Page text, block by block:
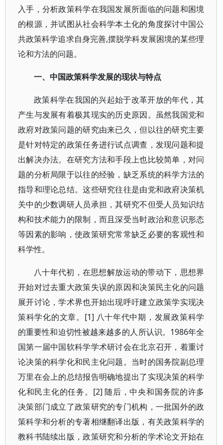
入手，分析政策科学在我国发展所面临的问题和困境
的根源，并试图从社会科学本土化的角度探讨中国公
共政策科学追求自身完善,摆脱学科发展困境的某些理
论和方法的问题。
一、中国政策科学发展的现状与特点
政策科学在我国的兴起始于改革开放的年代，其
产生与发展有着极其现实的历史原因。虽然我国党和
政府对政策问题的研究由来已久，但以往的研究主要
是针对特定的政策任务进行试点调查，发现问题和提
出解决办法。在研究方法和手段上也比较简单，对问
题的分析局限于以往的经验，缺乏系统的科学方法的
指导和理论总结。这些研究往往是由党和政府决策机
关中的少数调研人员承担，其研究不但受人员知识结
构和技术能力的限制，而且深受当时政治和意识形态
等因素的影响，使政策研究常常缺乏必要的客观性和
科学性。
八十年代初，在思想解放运动的带动下，思想界
开始对过去重大政策失误的原因和决策民主化的问题
展开讨论，学术界也开始出现呼吁建立政策学实现决
策科学化的文章。[1] 八十年代中期，发展政策科学
的重要性和迫切性被越来越多的人所认识。1986年全
国第一届中国软科学学术研讨会在北京召开，着重讨
论决策的科学化和民主化问题。当时的国务院副总理
万里在会上的总结报告明确地提出了实现决策的科学
化和民主化的任务。[2] 随后，中央和国务院的许多
决策部门成立了政策研究的专门机构，一批国外的政
策科学和分析的专著相继翻译出版，有关政策科学的
教科书陆续出版，政策研究和分析的学术论文开始在